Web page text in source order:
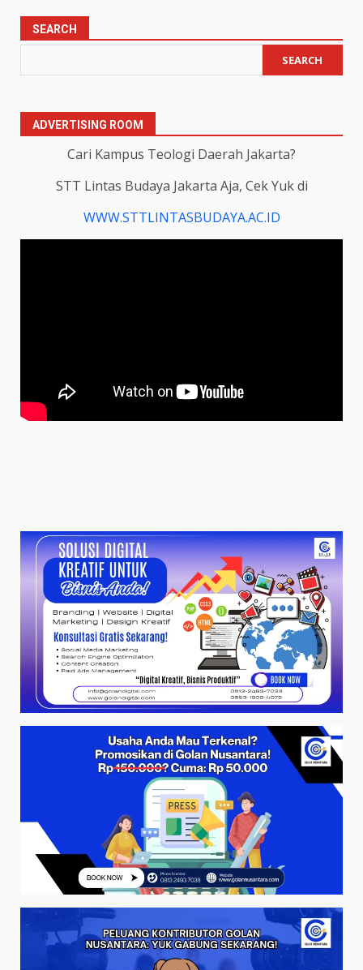
SEARCH
SEARCH
ADVERTISING ROOM
Cari Kampus Teologi Daerah Jakarta?
STT Lintas Budaya Jakarta Aja, Cek Yuk di
WWW.STTLINTASBUDAYA.AC.ID